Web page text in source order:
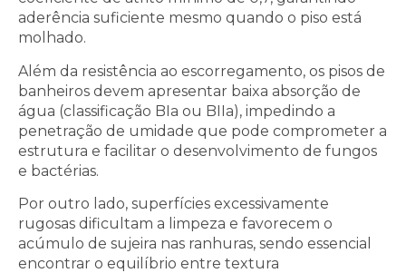
aderência suficiente mesmo quando o piso está
molhado.
Além da resistência ao escorregamento, os pisos de
banheiros devem apresentar baixa absorção de
água (classificação BIa ou BIIa), impedindo a
penetração de umidade que pode comprometer a
estrutura e facilitar o desenvolvimento de fungos
e bactérias.
Por outro lado, superfícies excessivamente
rugosas dificultam a limpeza e favorecem o
acúmulo de sujeira nas ranhuras, sendo essencial
encontrar o equilíbrio entre textura